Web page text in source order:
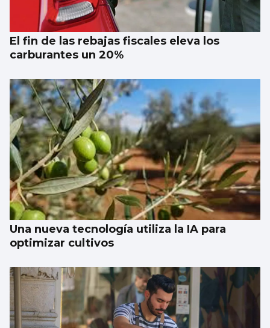
El fin de las rebajas fiscales eleva los
carburantes un 20%
Una nueva tecnología utiliza la IA para
optimizar cultivos